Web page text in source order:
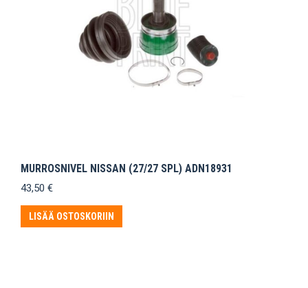
MURROSNIVEL NISSAN (27/27 SPL) ADN18931
43,50 €
LISÄÄ OSTOSKORIIN